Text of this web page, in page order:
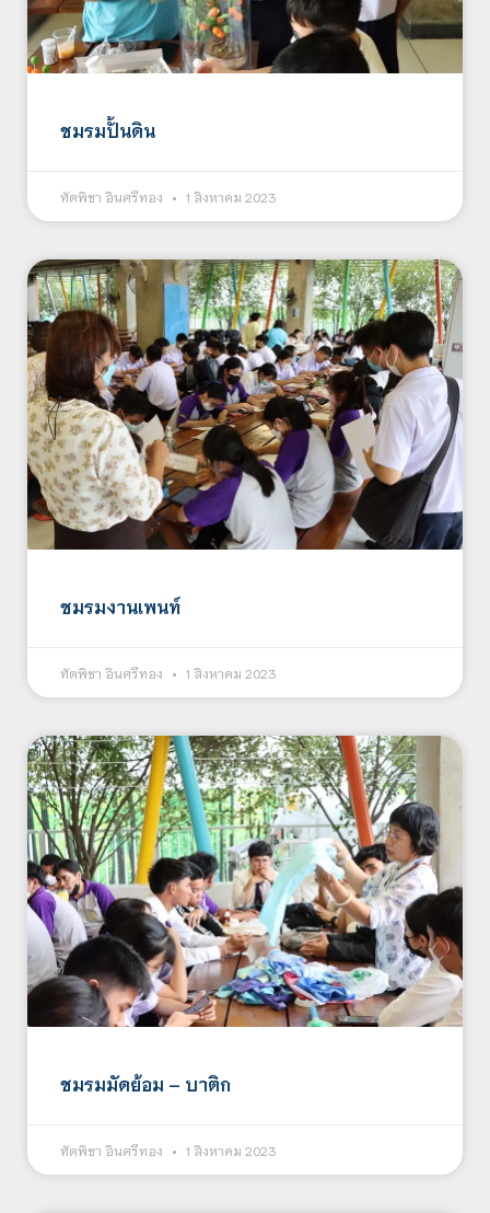
ชมรมปั้นดิน
ทัตพิชา อินศรีทอง 1 สิงหาคม 2023
ชมรมงานเพนท์
ทัตพิชา อินศรีทอง 1 สิงหาคม 2023
ชมรมมัดย้อม – บาติก
ทัตพิชา อินศรีทอง 1 สิงหาคม 2023